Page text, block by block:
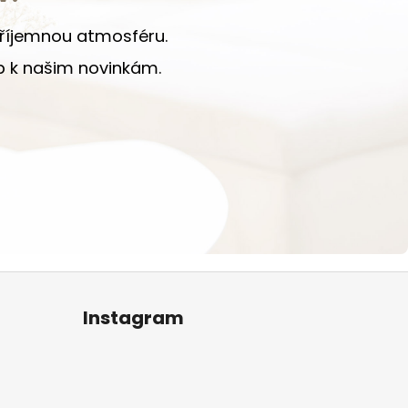
atmosféru.
k našim novinkám.
Instagram